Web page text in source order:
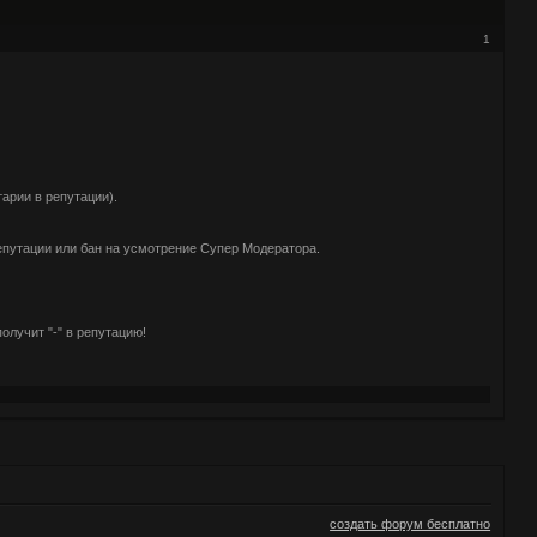
1
в репутации).
или бан на усмотрение Супер Модератора.
"-" в репутацию!
создать форум бесплатно